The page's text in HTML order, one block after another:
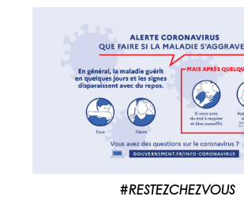
#RESTEZCHEZVOUS